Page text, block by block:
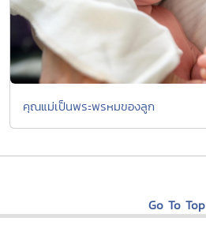
คุณแม่เป็นพระพรหมของลูก
Go To Top